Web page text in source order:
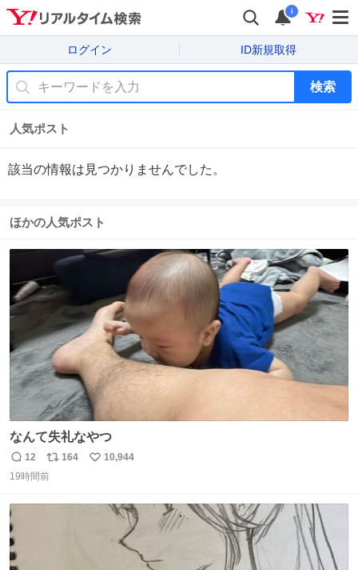
i
ログイン ID新規取得
検索
人気ポスト
該当の情報は見つかりませんでした。
ほかの人気ポスト
なんて失礼なやつ
返
信
12
リ
ポ
164
い
10,944
19時間前